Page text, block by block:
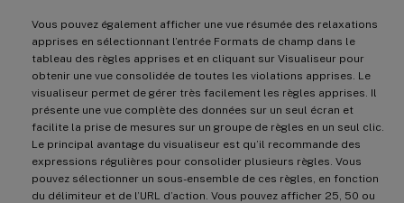
Vous pouvez également afficher une vue résumée des relaxations
apprises en sélectionnant l’entrée Formats de champ dans le
tableau des règles apprises et en cliquant sur Visualiseur pour
obtenir une vue consolidée de toutes les violations apprises. Le
visualiseur permet de gérer très facilement les règles apprises. Il
présente une vue complète des données sur un seul écran et
facilite la prise de mesures sur un groupe de règles en un seul clic.
Le principal avantage du visualiseur est qu’il recommande des
expressions régulières pour consolider plusieurs règles. Vous
pouvez sélectionner un sous-ensemble de ces règles, en fonction
du délimiteur et de l’URL d’action. Vous pouvez afficher 25, 50 ou